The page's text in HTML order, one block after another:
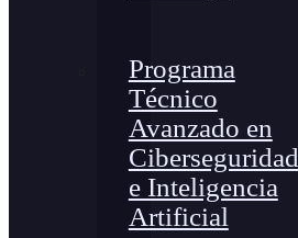
Programa
Técnico
Avanzado en
Ciberseguridad
e Inteligencia
Artificial